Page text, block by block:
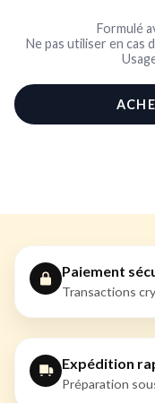
Formulé
Ne pas utiliser en cas
Paiement
Transactions
Expédition
Préparation